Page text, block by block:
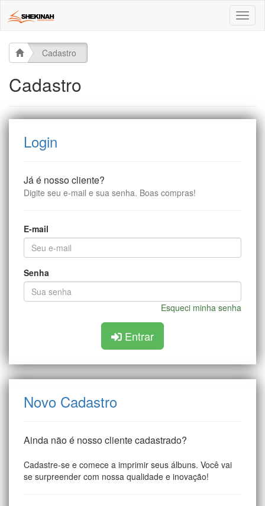
Cadastro
Cadastro
Login
Já é nosso cliente?
Digite seu e-mail e sua senha. Boas compras!
E-mail
Senha
Esqueci minha senha
Entrar
Novo Cadastro
Ainda não é nosso cliente cadastrado?
Cadastre-se e comece a imprimir seus álbuns. Você vai
se surpreender com nossa qualidade e inovação!